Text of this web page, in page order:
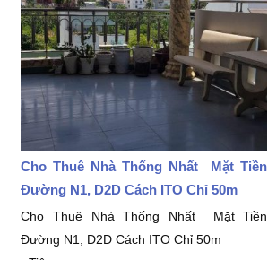
Cho Thuê Nhà Thống Nhất Mặt Tiền
Đường N1, D2D Cách ITO Chỉ 50m
Cho Thuê Nhà Thống Nhất Mặt Tiền
Đường N1, D2D Cách ITO Chỉ 50m